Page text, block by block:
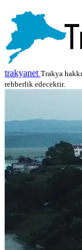
trakyanet Trakya
rehberlik edecektir.